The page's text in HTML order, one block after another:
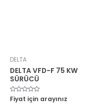
DELTA
DELTA VFD-F 75 KW
SÜRÜCÜ
5
üzerinden
Fiyat için arayınız